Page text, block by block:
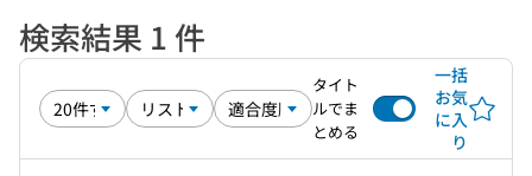
検索結果 1 件
タイト
ルでま
とめる
一括
お気
に入
り